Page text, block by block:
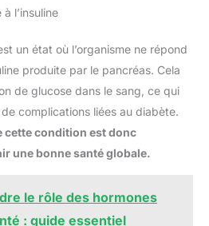
l’insuline
un état où l’organisme ne répond
produite par le pancréas. Cela
de glucose dans le sang, ce qui
complications liées au diabète.
cette condition est donc
une bonne santé globale.
le rôle des hormones
: guide essentiel